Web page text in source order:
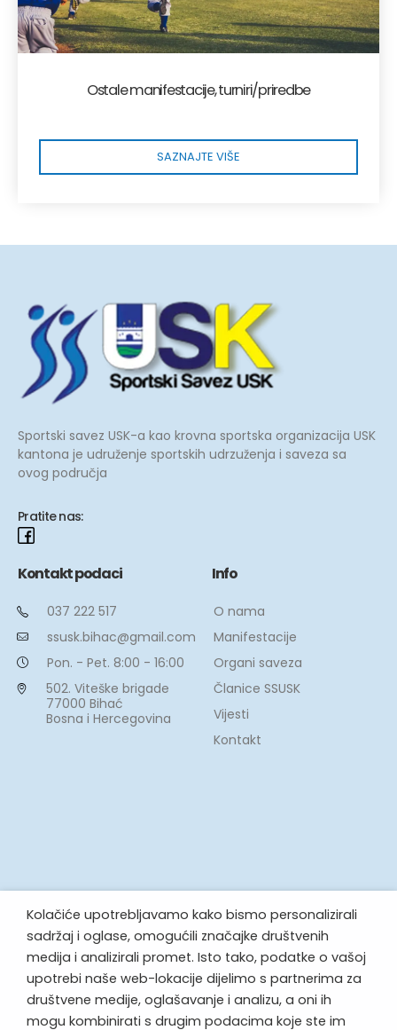
Ostale manifestacije, turniri/priredbe
SAZNAJTE VIŠE
Sportski savez USK-a kao krovna sportska organizacija USK
kantona je udruženje sportskih udrzuženja i saveza sa
ovog područja
Pratite nas:
Kontakt podaci
037 222 517
ssusk.bihac@gmail.com
Pon. - Pet. 8:00 - 16:00
502. Viteške brigade
77000 Bihać
Bosna i Hercegovina
Info
O nama
Manifestacije
Organi saveza
Članice SSUSK
Vijesti
Kontakt
Kolačiće upotrebljavamo kako bismo personalizirali
sadržaj i oglase, omogućili značajke društvenih
medija i analizirali promet. Isto tako, podatke o vašoj
upotrebi naše web-lokacije dijelimo s partnerima za
društvene medije, oglašavanje i analizu, a oni ih
mogu kombinirati s drugim podacima koje ste im